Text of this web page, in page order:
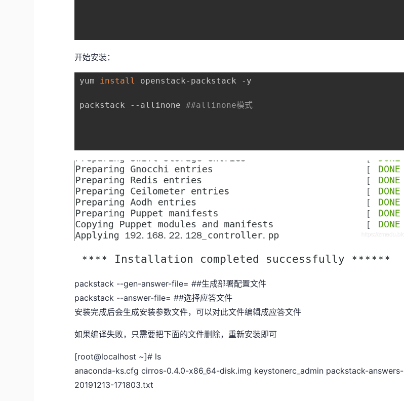
开始安装：
yum install openstack-packstack -y
packstack --allinone ##allinone模式
packstack --gen-answer-file= ##生成部署配置文件
packstack --answer-file= ##选择应答文件
安装完成后会生成安装参数文件，可以对此文件编辑成应答文件
如果编译失败，只需要把下面的文件删除，重新安装即可
[root@localhost ~]# ls
anaconda-ks.cfg cirros-0.4.0-x86_64-disk.img keystonerc_admin packstack-answers-
20191213-171803.txt